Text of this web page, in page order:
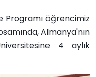
Programı öğrencimiz
Almanya'nın
4 aylık